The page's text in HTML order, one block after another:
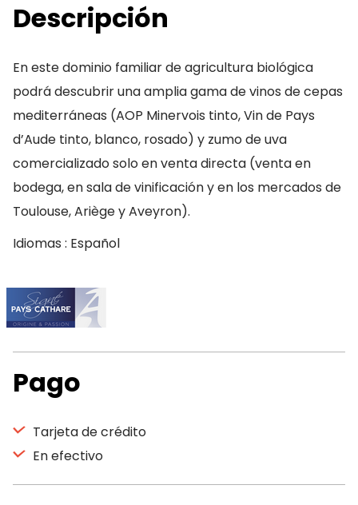
Descripción
En este dominio familiar de agricultura biológica
podrá descubrir una amplia gama de vinos de cepas
mediterráneas (AOP Minervois tinto, Vin de Pays
d’Aude tinto, blanco, rosado) y zumo de uva
comercializado solo en venta directa (venta en
bodega, en sala de vinificación y en los mercados de
Toulouse, Ariège y Aveyron).
Idiomas : Español
Pago
Tarjeta de crédito
En efectivo